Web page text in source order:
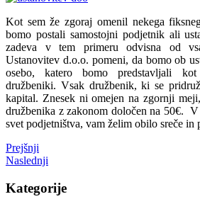
Kot sem že zgoraj omenil nekega
bomo postali samostojni podjetnik ali
zadeva v tem primeru odvisna od
Ustanovitev d.o.o. pomeni, da bomo ob
osebo, katero bomo predstavljali
družbeniki. Vsak družbenik, ki se
kapital. Znesek ni omejen na zgornji
družbenika z zakonom določen na 50€.
svet podjetništva, vam želim obilo sreče in
Prejšnji
Naslednji
Kategorije